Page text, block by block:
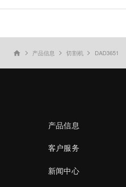
home 产品信息 切割机 DAD3651
产品信息
客户服务
新闻中心